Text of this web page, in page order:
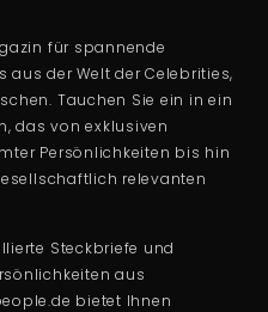
für spannende
aus der Welt der Celebrities,
Tauchen Sie ein in ein
das von exklusiven
Persönlichkeiten bis hin
relevanten
Steckbriefe und
aus
bietet Ihnen